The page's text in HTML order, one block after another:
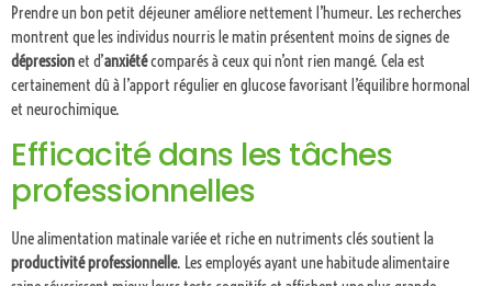
Prendre un bon petit déjeuner améliore nettement l’humeur. Les recherches
montrent que les individus nourris le matin présentent moins de signes de
dépressionet d’anxiétécomparés à ceux qui n’ont rien mangé. Cela est
certainement dû à l’apport régulier en glucose favorisant l’équilibre hormonal
et neurochimique.
Efficacité dans les tâches
professionnelles
Une alimentation matinale variée et riche en nutriments clés soutient la
productivité professionnelle. Les employés ayant une habitude alimentaire